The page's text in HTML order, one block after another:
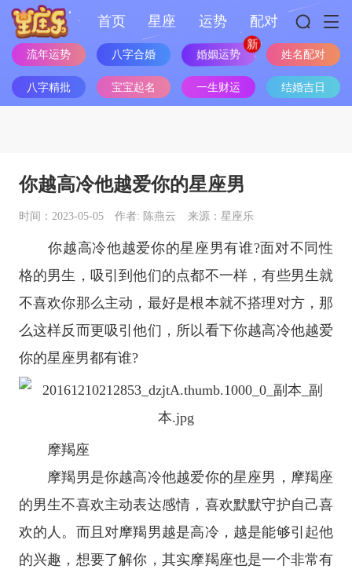
首页 星座 运势 配对
流年运势 八字合婚 婚姻运势 姓名配对
八字精批 宝宝起名 一生财运 结婚吉日
你越高冷他越爱你的星座男
时间：2023-05-05 作者: 陈燕云 来源：星座乐
你越高冷他越爱你的星座男有谁?面对不同性
格的男生，吸引到他们的点都不一样，有些男生就
不喜欢你那么主动，最好是根本就不搭理对方，那
么这样反而更吸引他们，所以看下你越高冷他越爱
你的星座男都有谁?
摩羯座
摩羯男是你越高冷他越爱你的星座男， 摩羯座
的男生不喜欢主动表达感情，喜欢默默守护自己喜
欢的人。而且对摩羯男越是高冷，越是能够引起他
的兴趣，想要了解你，其实摩羯座也是一个非常有